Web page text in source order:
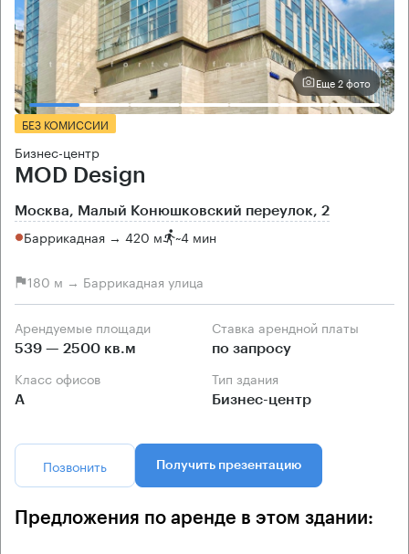
Еще 2 фото
БЕЗ КОМИССИИ
Бизнес-центр
MOD Design
Москва, Малый Конюшковский переулок, 2
Баррикадная → 420 м ~4 мин
180 м → Баррикадная улица
Арендуемые площади
539 — 2500 кв.м
Ставка арендной платы
по запросу
Класс офисов
А
Тип здания
Бизнес-центр
Позвонить Получить презентацию
Предложения по аренде в этом здании: